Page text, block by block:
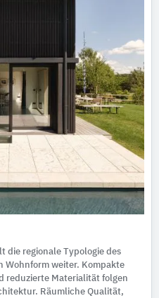
die regionale Typologie des
Wohnform weiter. Kompakte
reduzierte Materialität folgen
Räumliche Qualität,